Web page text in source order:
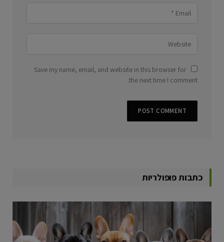
Save my name, email, and website in this browser for
the next time I comment.
כתבות פופולריות